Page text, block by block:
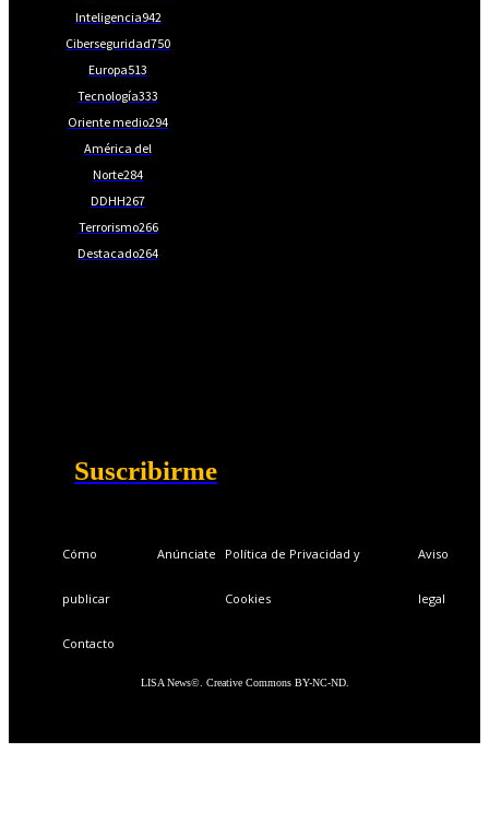
Inteligencia942
Ciberseguridad750
Europa513
Tecnología333
Oriente medio294
América del
Norte284
DDHH267
Terrorismo266
Destacado264
Suscribirme
Cómo
publicar
Anúnciate Política de Privacidad y
Cookies
Aviso
legal
Contacto
LISA News©. Creative Commons BY-NC-ND.